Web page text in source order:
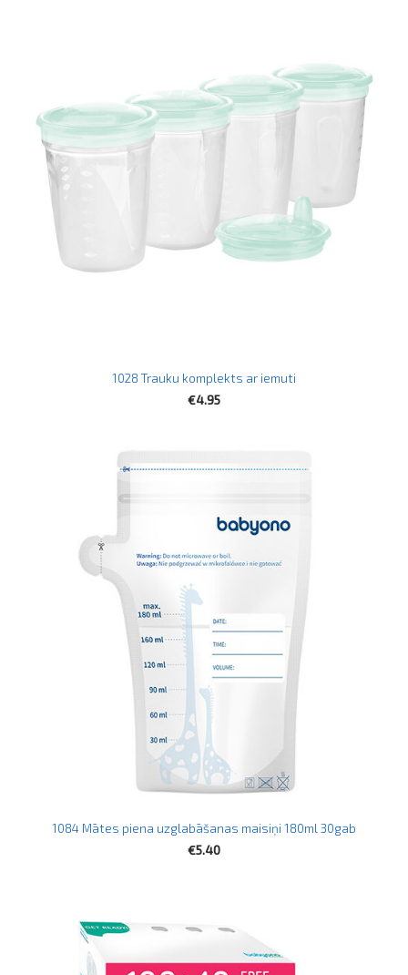
1028 Trauku komplekts ar iemuti
€4.95
1084 Mātes piena uzglabāšanas maisiņi 180ml 30gab
€5.40